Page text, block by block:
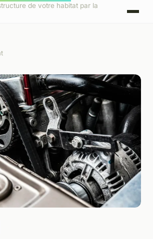
de votre habitat par la